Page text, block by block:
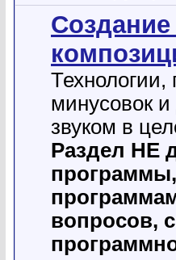
минусовок
звуком в
Раздел НЕ
вопросов,